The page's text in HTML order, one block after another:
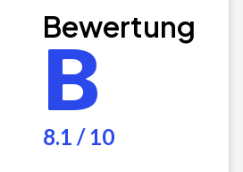
Bewertung
B
8.1 / 10